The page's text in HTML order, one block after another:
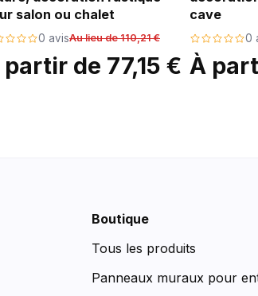
salon ou chalet
0 avisAu lieu de 110,21 €
partir de 77,15 €
cave
0
À
Boutique
Tous les produits
Panneaux muraux pour